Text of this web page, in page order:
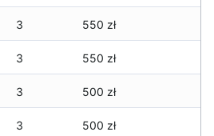
3 550 zł
3 550 zł
3 500 zł
3 500 zł